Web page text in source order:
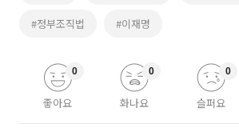
#정부조직법 #이재명
좋아요
0
화나요
0
슬퍼요
0